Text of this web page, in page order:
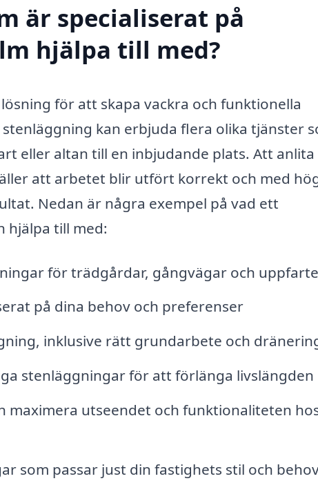
är specialiserat på
hjälpa till med?
för att skapa vackra och funktionella
kan erbjuda flera olika tjänster
eller altan till en inbjudande plats. Att anlita
att arbetet blir utfört korrekt och med
Nedan är några exempel på vad ett
hjälpa till med:
för trädgårdar, gångvägar och
på dina behov och preferenser
inklusive rätt grundarbete och
stenläggningar för att förlänga livslängden
maximera utseendet och funktionaliteten
som passar just din fastighets stil och